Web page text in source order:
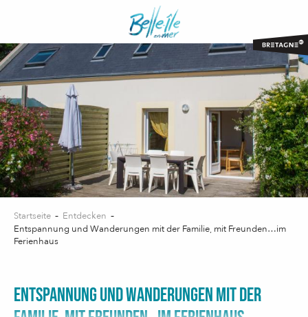
contenu
principal
Startseite
Entdecken
Entspannung und Wanderungen mit der Familie, mit Freunden…im
Ferienhaus
ENTSPANNUNG UND WANDERUNGEN MIT DER